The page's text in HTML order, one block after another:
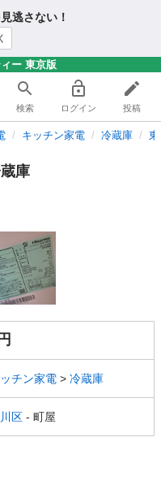
逃さない！
ー 東京版
検索 ログイン 投稿
キッチン家電 冷蔵庫
庫
チン家電 > 冷蔵庫
区 - 町屋